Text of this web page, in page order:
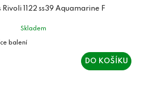
1122 ss39 Aquamarine F
Skladem
DO KOŠÍKU